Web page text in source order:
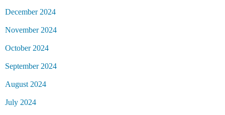
December 2024
November 2024
October 2024
September 2024
August 2024
July 2024